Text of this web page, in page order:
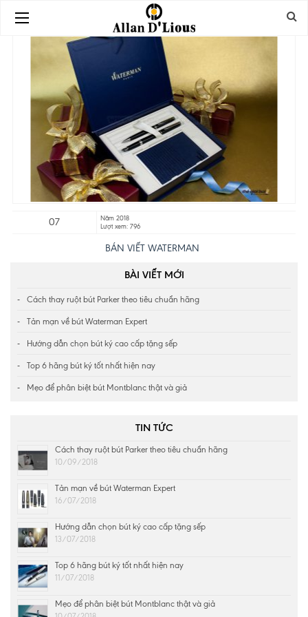
07
Năm 2018
Lượt xem: 796
BÁN VIẾT WATERMAN
BÀI VIẾT MỚI
Cách thay ruột bút Parker theo tiêu chuẩn hãng
Tản mạn về bút Waterman Expert
Hướng dẫn chọn bút ký cao cấp tặng sếp
Top 6 hãng bút ký tốt nhất hiện nay
Mẹo để phân biệt bút Montblanc thật và giả
TIN TỨC
Cách thay ruột bút Parker theo tiêu chuẩn hãng
10/09/2018
Tản mạn về bút Waterman Expert
16/07/2018
Hướng dẫn chọn bút ký cao cấp tặng sếp
13/07/2018
Top 6 hãng bút ký tốt nhất hiện nay
11/07/2018
Mẹo để phân biệt bút Montblanc thật và giả